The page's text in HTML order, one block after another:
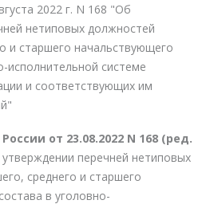
2022 г. N 168 "Об
нетиповых должностей
и старшего начальствующего
исполнительной системе
и соответствующих им
от 23.08.2022 N 168 (ред.
перечней нетиповых
среднего и старшего
в уголовно-